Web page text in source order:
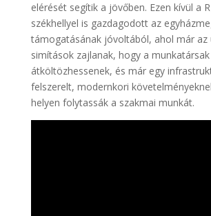
elérését segítik a jövőben. Ezen kívül a
székhellyel is gazdagodott az
támogatásának jóvoltából, ahol már az
simítások zajlanak, hogy a munkatársak
átköltözhessenek, és már egy
felszerelt, modernkori
helyen folytassák a szakmai munkát.